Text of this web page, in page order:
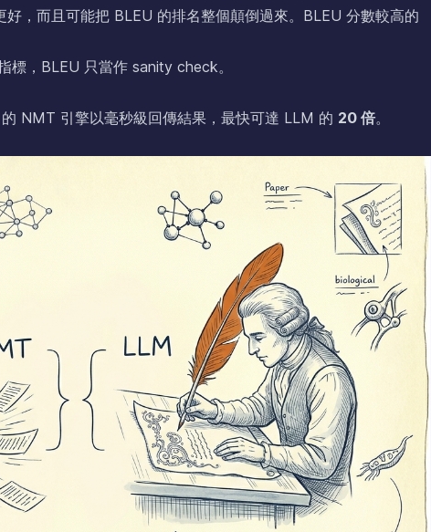
，而且可能把 BLEU 的排名整個顛倒過來。BLEU 分數較高的
標，BLEU 只當作 sanity check。
NMT 引擎以毫秒級回傳結果，最快可達 LLM 的 20 倍。